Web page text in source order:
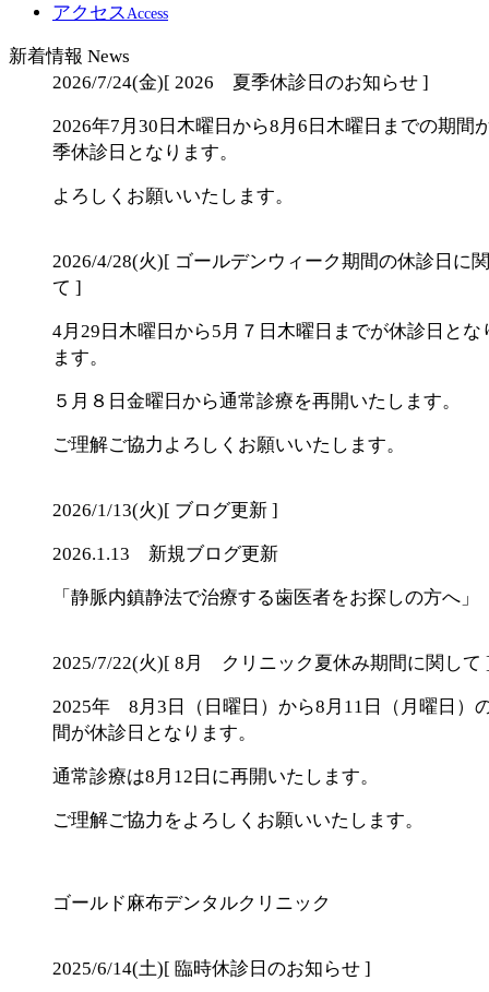
アクセスAccess
新着情報 News
2026/7/24(金)[ 2026 夏季休診日のお知らせ ]
2026年7月30日木曜日から8月6日木曜日までの期間
季休診日となります。
よろしくお願いいたします。
2026/4/28(火)[ ゴールデンウィーク期間の休診日に
て ]
4月29日木曜日から5月７日木曜日までが休診日とな
ます。
５月８日金曜日から通常診療を再開いたします。
ご理解ご協力よろしくお願いいたします。
2026/1/13(火)[ ブログ更新 ]
2026.1.13 新規ブログ更新
「静脈内鎮静法で治療する歯医者をお探しの方へ」
2025/7/22(火)[ 8月 クリニック夏休み期間に関して
2025年 8月3日（日曜日）から8月11日（月曜日）
間が休診日となります。
通常診療は8月12日に再開いたします。
ご理解ご協力をよろしくお願いいたします。
ゴールド麻布デンタルクリニック
2025/6/14(土)[ 臨時休診日のお知らせ ]